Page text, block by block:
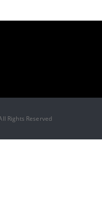
Rights Reserved